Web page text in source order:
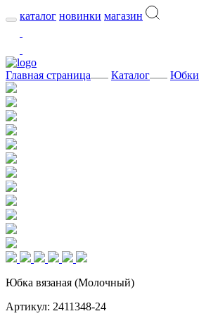
каталог новинки магазин
Главная страница Каталог Юбки
Юбка вязаная (Молочный)
Артикул: 2411348-24